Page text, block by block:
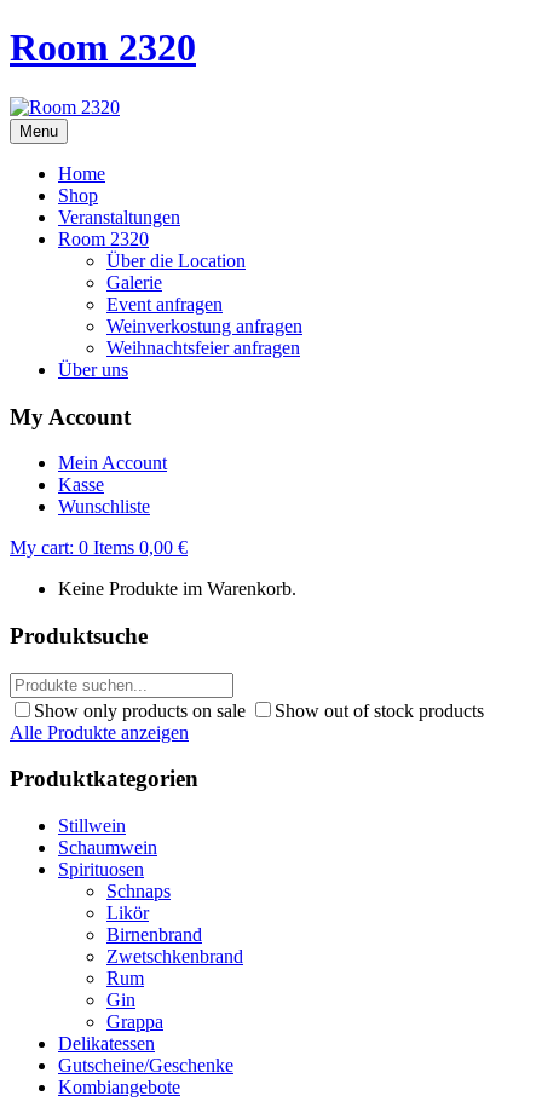
Room 2320
Menu
Home
Shop
Veranstaltungen
Room 2320
Über die Location
Galerie
Event anfragen
Weinverkostung anfragen
Weihnachtsfeier anfragen
Über uns
My Account
Mein Account
Kasse
Wunschliste
My cart: 0 Items 0,00 €
Keine Produkte im Warenkorb.
Produktsuche
Show only products on sale
Show out of stock products
Alle Produkte anzeigen
Produktkategorien
Stillwein
Schaumwein
Spirituosen
Schnaps
Likör
Birnenbrand
Zwetschkenbrand
Rum
Gin
Grappa
Delikatessen
Gutscheine/Geschenke
Kombiangebote